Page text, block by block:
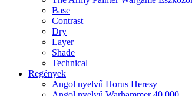
Base
Contrast
Dry
Layer
Shade
Technical
Regények
Angol nyelvű Horus Heresy